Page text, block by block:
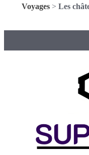
Voyages> Les